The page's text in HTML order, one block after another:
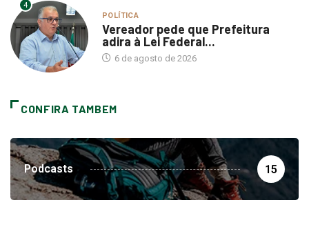
4
POLÍTICA
Vereador pede que Prefeitura
adira à Lei Federal...
6 de agosto de 2026
CONFIRA TAMBEM
Podcasts 15